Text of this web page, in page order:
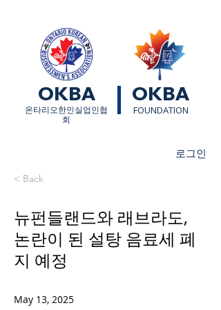
OKBA OKBA
​온타리오한인실업인협
회
FOUNDATION
로그인
< Back
뉴펀들랜드와 래브라도,
논란이 된 설탕 음료세 폐
지 예정
May 13, 2025